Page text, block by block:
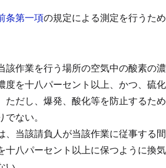
条第一項の規定による測定を行うた
作業を行う場所の空気中の酸素の
度を十八パーセント以上、かつ、硫
ただし、爆発、酸化等を防止するた
ない。
当該請負人が当該作業に従事する
八パーセント以上に保つように換